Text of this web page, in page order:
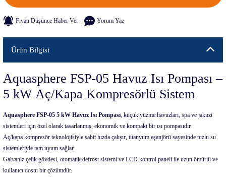
Fiyatı Düşünce Haber Ver Yorum Yaz
Ürün Bilgisi
Aquasphere FSP-05 Havuz Isı Pompası –
5 kW Aç/Kapa Kompresörlü Sistem
Aquasphere FSP-05 5 kW Havuz Isı Pompası, küçük yüzme havuzları, spa ve jakuzi
sistemleri için özel olarak tasarlanmış, ekonomik ve kompakt bir ısı pompasıdır.
Aç/kapa kompresör teknolojisiyle sabit hızda çalışır, titanyum eşanjörü sayesinde tuzlu su
sistemleriyle tam uyum sağlar.
Galvaniz çelik gövdesi, otomatik defrost sistemi ve LCD kontrol paneli ile uzun ömürlü ve
kullanıcı dostu bir çözümdür.